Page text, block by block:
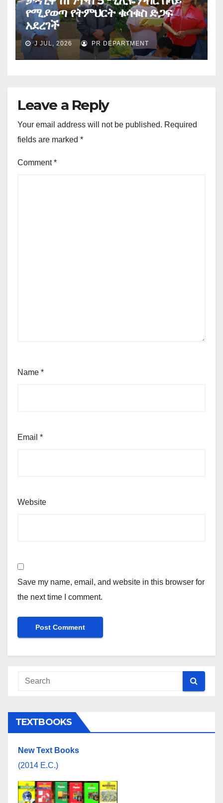
የሚያወጣ የትምህርት ቁሳቁስ ድጋፍ
አደረገች
J JUL, 2026 PR DEPARTMENT
Leave a Reply
Your email address will not be published. Required
fields are marked *
Comment*
Name *
Email *
Website
Save my name, email, and website in this browser for
the next time I comment.
TEXTBOOKS
New Text Books
(2014 E.C.)